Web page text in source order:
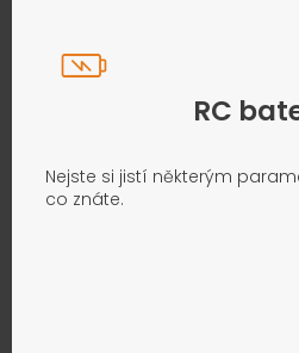
RC
Nejste si jistí některým
co znáte.